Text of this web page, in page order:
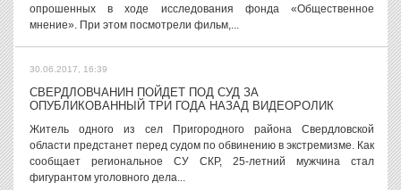
опрошенных в ходе исследования фонда «Общественное
мнение». При этом посмотрели фильм,...
30.06.2017, 16:39
СВЕРДЛОВЧАНИН ПОЙДЕТ ПОД СУД ЗА
ОПУБЛИКОВАННЫЙ ТРИ ГОДА НАЗАД ВИДЕОРОЛИК
Житель одного из сел Пригородного района Свердловской
области предстанет перед судом по обвинению в экстремизме. Как
сообщает региональное СУ СКР, 25-летний мужчина стал
фигурантом уголовного дела...